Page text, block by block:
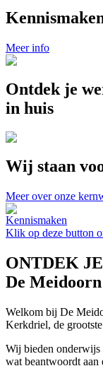
Meer info
Ontdek je
in huis
Wij staan
Meer over onze
Kennismaken
Klik op deze button
ONTDEK
De
Welkom bij De
Kerkdriel, de
Wij bieden onderwijs
wat beantwoordt aan